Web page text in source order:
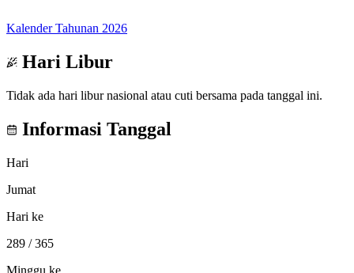
Kalender Tahunan 2026
Hari Libur
Tidak ada hari libur nasional atau cuti bersama pada tanggal ini.
Informasi Tanggal
Hari
Jumat
Hari ke
289 / 365
Minggu ke